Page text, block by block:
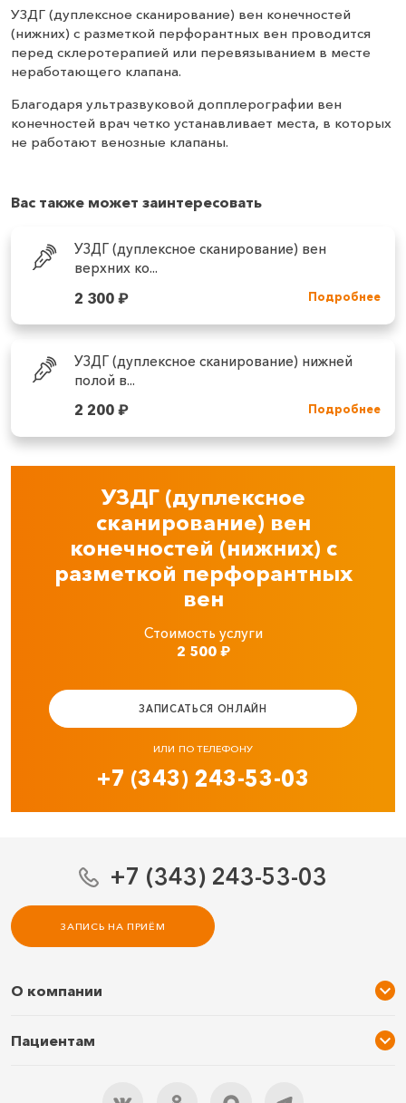
УЗДГ (дуплексное сканирование) вен конечностей
(нижних) с разметкой перфорантных вен проводится
перед склеротерапией или перевязыванием в месте
неработающего клапана.
Благодаря ультразвуковой допплерографии вен
конечностей врач четко устанавливает места, в которых
не работают венозные клапаны.
Вас также может заинтересовать
УЗДГ (дуплексное сканирование) вен
верхних ко...
2 300₽ Подробнее
УЗДГ (дуплексное сканирование) нижней
полой в...
2 200₽ Подробнее
УЗДГ (дуплексное
сканирование) вен
конечностей (нижних) с
разметкой перфорантных
вен
Стоимость услуги
2 500₽
ЗАПИСАТЬСЯ ОНЛАЙН
ИЛИ ПО ТЕЛЕФОНУ
+7 (343) 243-53-03
+7 (343) 243-53-03
ЗАПИСЬ НА ПРИЁМ
О компании
Услуги и цены
Пациентам